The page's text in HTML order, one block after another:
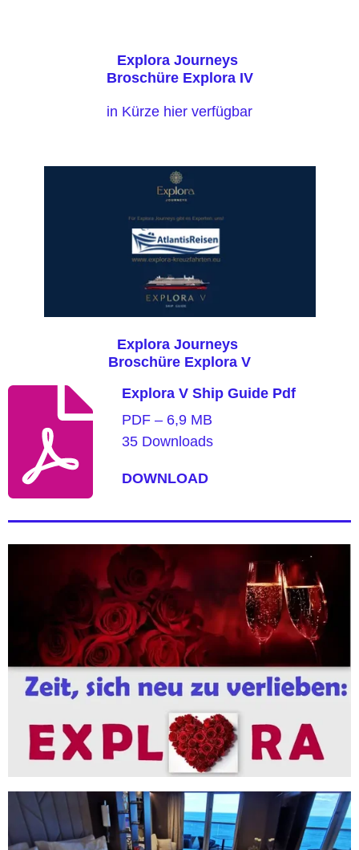
Explora Journeys
Broschüre Explora IV
in Kürze hier verfügbar
Explora Journeys
Broschüre Explora V
Explora V Ship Guide Pdf
PDF – 6,9 MB
35 Downloads
DOWNLOAD